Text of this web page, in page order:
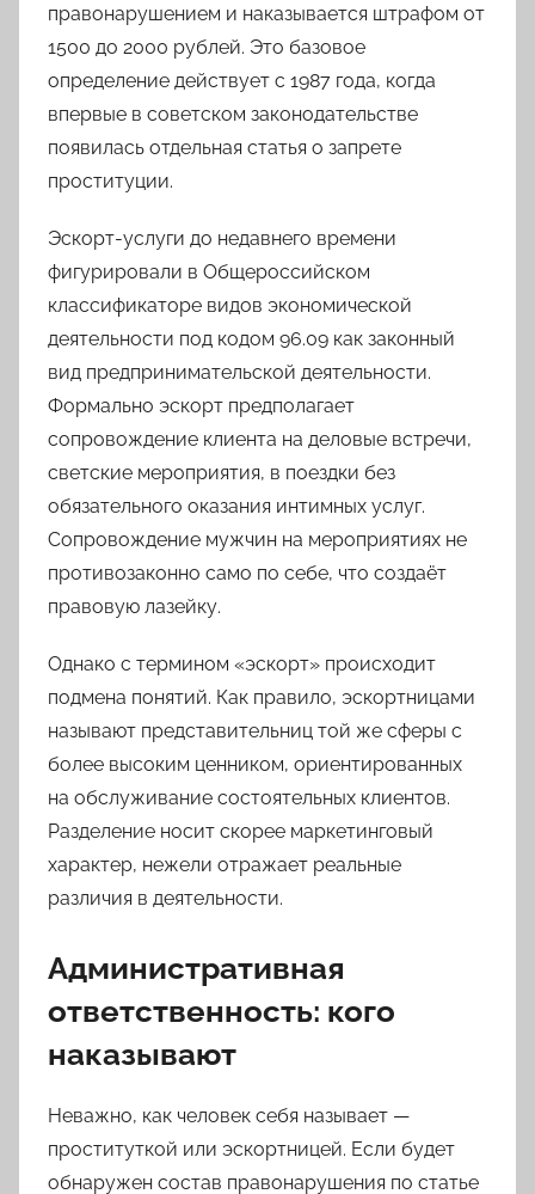
правонарушением и наказывается штрафом от
1500 до 2000 рублей. Это базовое
определение действует с 1987 года, когда
впервые в советском законодательстве
появилась отдельная статья о запрете
проституции.
Эскорт-услуги до недавнего времени
фигурировали в Общероссийском
классификаторе видов экономической
деятельности под кодом 96.09 как законный
вид предпринимательской деятельности.
Формально эскорт предполагает
сопровождение клиента на деловые встречи,
светские мероприятия, в поездки без
обязательного оказания интимных услуг.
Сопровождение мужчин на мероприятиях не
противозаконно само по себе, что создаёт
правовую лазейку.
Однако с термином «эскорт» происходит
подмена понятий. Как правило, эскортницами
называют представительниц той же сферы с
более высоким ценником, ориентированных
на обслуживание состоятельных клиентов.
Разделение носит скорее маркетинговый
характер, нежели отражает реальные
различия в деятельности.
Административная
ответственность: кого
наказывают
Неважно, как человек себя называет —
проституткой или эскортницей. Если будет
обнаружен состав правонарушения по статье